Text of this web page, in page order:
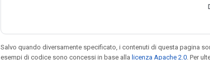
Salvo quando diversamente specificato, i contenuti di questa pagina
esempi di codice sono concessi in base alla licenza Apache 2.0 . Per